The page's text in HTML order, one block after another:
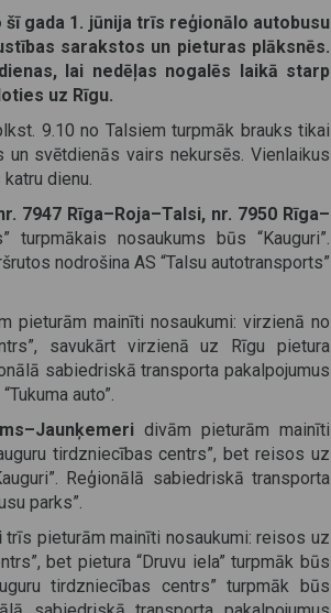
gada 1. jūnija trīs reģionālo autobusu
sarakstos un pieturas plāksnēs.
lai nedēļas nogalēs laikā starp
uz Rīgu.
9.10 no Talsiem turpmāk brauks tikai
svētdienās vairs nekursēs. Vienlaikus
dienu.
7947 Rīga–Roja–Talsi, nr. 7950 Rīga–
turpmākais nosaukums būs “Kauguri”.
nodrošina AS “Talsu autotransports”
pieturām mainīti nosaukumi: virzienā no
savukārt virzienā uz Rīgu pietura
sabiedriskā transporta pakalpojumus
auto”.
divām pieturām mainīti
tirdzniecības centrs”, bet reisos uz
Reģionālā sabiedriskā transporta
parks”.
trīs pieturām mainīti nosaukumi: reisos uz
bet pietura “Druvu iela” turpmāk būs
tirdzniecības centrs” turpmāk būs